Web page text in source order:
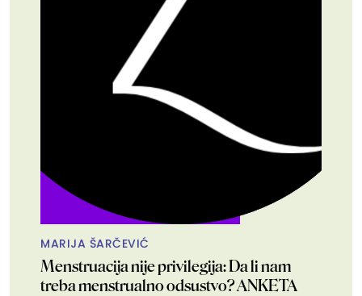
MARIJA ŠARČEVIĆ
Menstruacija nije privilegija: Da li nam
treba menstrualno odsustvo? ANKETA